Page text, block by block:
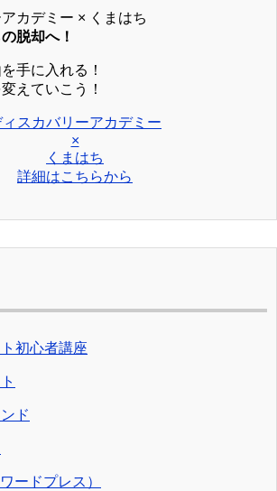
カデミー × くまはち
脱却へ！
手に入れる！
えていこう！
ィスカバリーアカデミー
×
くまはち
詳細はこちらから
初心者講座
ド
ードプレス）